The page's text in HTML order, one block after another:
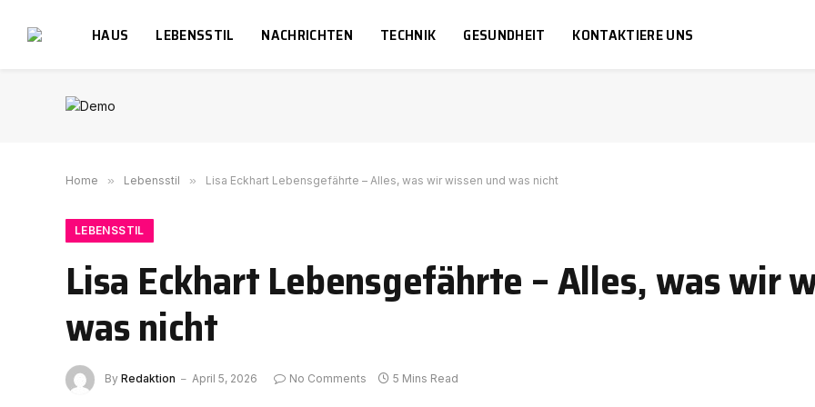
HAUS LEBENSSTIL NACHRICHTEN TECHNIK GESUNDHEIT KONTAKTIERE UNS
Home » Lebensstil » Lisa Eckhart Lebensgefährte – Alles, was wir wissen und was nicht
LEBENSSTIL
Lisa Eckhart Lebensgefährte – Alles, was wir
was nicht
By Redaktion April 5, 2026 No Comments 5 Mins Read